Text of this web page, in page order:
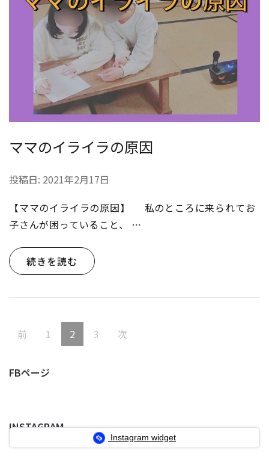
ママのイライラの原因
投稿日: 2021年2月17日
【ママのイライラの原因】 私のところに来られてお
子さんが困っていること、 …
続きを読む
投
の
ー
ジ
前
固
ジ
1
固
ジ
2
固
ジ
3 次
FBページ
INSTAGRAM
Instagram widget